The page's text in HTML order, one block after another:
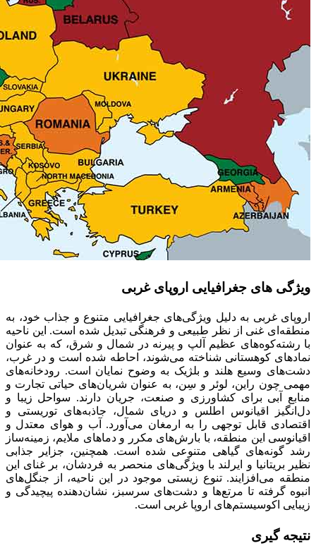
ویژگی های جغرافیایی اروپای غربی
اروپای غربی به دلیل ویژگی‌های جغرافیایی متنوع و جذاب خود، به
منطقه‌ای غنی از نظر طبیعی و فرهنگی تبدیل شده است. این ناحیه
با رشته‌کوه‌های عظیم آلپ و پیرنه در شمال و شرق، که به عنوان
نمادهای کوهستانی شناخته می‌شوند، احاطه شده است و در غرب،
دشت‌های وسیع هلند و بلژیک به وضوح نمایان است. رودخانه‌های
مهمی چون راین، لوئر و سِن، به عنوان شریان‌های حیاتی تجارت و
منابع آبی برای کشاورزی و صنعت، جریان دارند. سواحل زیبا و
دل‌انگیز اقیانوس اطلس و دریای شمال، جاذبه‌های توریستی و
اقتصادی قابل توجهی را به ارمغان می‌آورد. آب و هوای معتدل و
اقیانوسی این منطقه، با بارش‌های مکرر و دماهای ملایم، زمینه‌ساز
رشد گونه‌های گیاهی متنوعی شده است. همچنین، جزایر جذابی
نظیر بریتانیا و ایرلند با ویژگی‌های منحصر به فردشان، بر غنای این
منطقه می‌افزایند. تنوع زیستی موجود در این ناحیه، از جنگل‌های
انبوه گرفته تا مرتع‌ها و دشت‌های سرسبز، نشان‌دهنده‌ پیچیدگی و
زیبایی اکوسیستم‌های اروپا غربی است.
نتیجه گیری